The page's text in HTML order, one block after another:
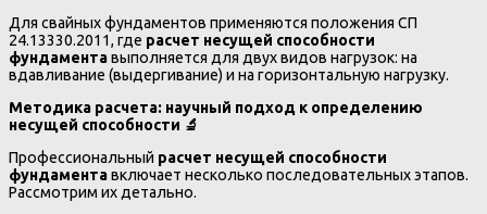
Для свайных фундаментов применяются положения СП
24.13330.2011, где расчет несущей способности
фундаментавыполняется для двух видов нагрузок: на
вдавливание (выдергивание) и на горизонтальную нагрузку.
Методика расчета: научный подход к определению
несущей способности 🔬
Профессиональный расчет несущей способности
фундаментавключает несколько последовательных этапов.
Рассмотрим их детально.